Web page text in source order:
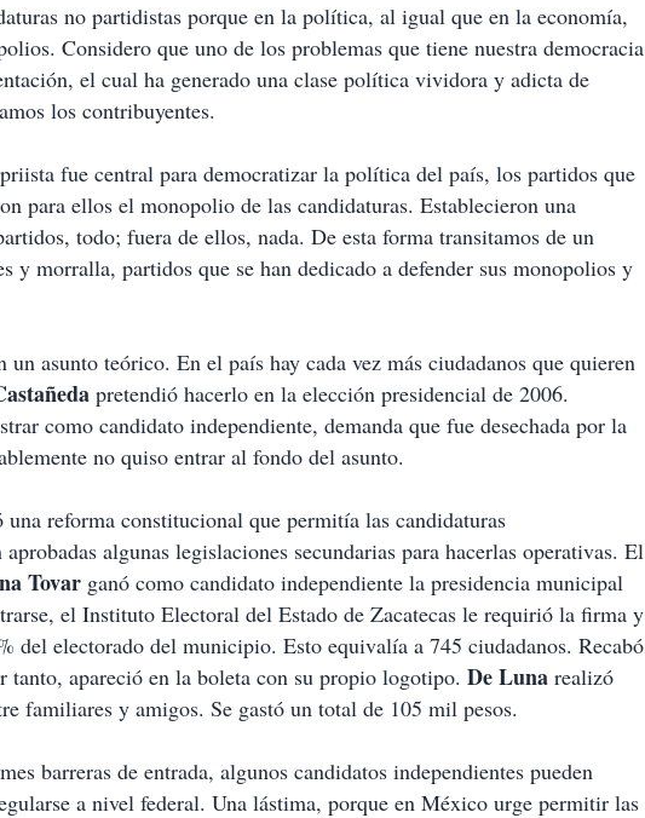
no partidistas porque en la política, al igual que en la economía,
Considero que uno de los problemas que tiene nuestra democracia
el cual ha generado una clase política vividora y adicta de
los contribuyentes.
fue central para democratizar la política del país, los partidos que
para ellos el monopolio de las candidaturas. Establecieron una
todo; fuera de ellos, nada. De esta forma transitamos de un
y morralla, partidos que se han dedicado a defender sus monopolios y
un asunto teórico. En el país hay cada vez más ciudadanos que quieren
pretendió hacerlo en la elección presidencial de 2006.
como candidato independiente, demanda que fue desechada por la
no quiso entrar al fondo del asunto.
reforma constitucional que permitía las candidaturas
algunas legislaciones secundarias para hacerlas operativas. El
Tovar ganó como candidato independiente la presidencia municipal
el Instituto Electoral del Estado de Zacatecas le requirió la firma y
del electorado del municipio. Esto equivalía a 745 ciudadanos. Recabó
apareció en la boleta con su propio logotipo. De Luna realizó
familiares y amigos. Se gastó un total de 105 mil pesos.
barreras de entrada, algunos candidatos independientes pueden
a nivel federal. Una lástima, porque en México urge permitir las